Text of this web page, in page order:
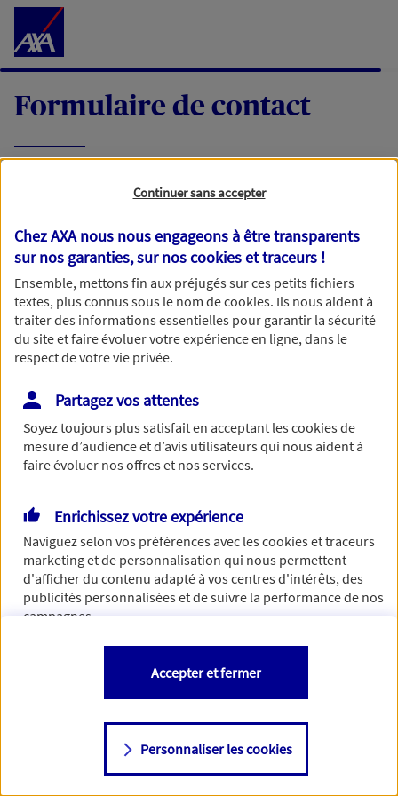
Accéder au Contenu
Formulaire de contact
demande, nous vous répondrons dans les
meilleurs délais par mail ou par téléphone.
Votre message :
Vous disposez de droits sur les informations vous concernant. Pour
plus d’informations,cliquez ici.
Continuer sans accepter
Chez AXA nous nous engageons à être transparents
sur nos garanties, sur noscookies et traceurs !
Ensemble, mettons fin aux préjugés sur ces petits fichiers
textes, plus connus sous le nom decookies. Ils nous aident à
traiter des informations essentielles pour garantir la sécurité
du site et faire évoluer votre expérience en ligne, dans le
respect de votre vie privée.
Partagez vos attentes
Soyez toujours plus satisfait en acceptant lescookiesde
mesure d’audience et d’avis utilisateurs qui nous aident à
faire évoluer nos offres et nos services.
Enrichissez votre expérience
Naviguez selon vos préférences avec lescookies et traceurs
marketing et de personnalisation qui nous permettent
d'afficher du contenu adapté à vos centres d'intérêts, des
publicités personnalisées et de suivre la performance de nos
campagnes.
Vous êtes libre de les accepter, de les refuser comme de
changer d'avis à tout moment en allant sur
Consulter notre politique decookies
Personnaliser les cookies
Accepter et fermer